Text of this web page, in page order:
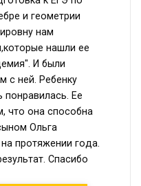
и геометрии
нам
нашли ее
И были
с ней. Ребенку
Ее
что она способна
Ольга
протяжении года.
Спасибо